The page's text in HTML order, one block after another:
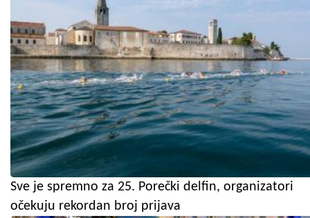
Sve je spremno za 25. Porečki delfin, organizatori
očekuju rekordan broj prijava